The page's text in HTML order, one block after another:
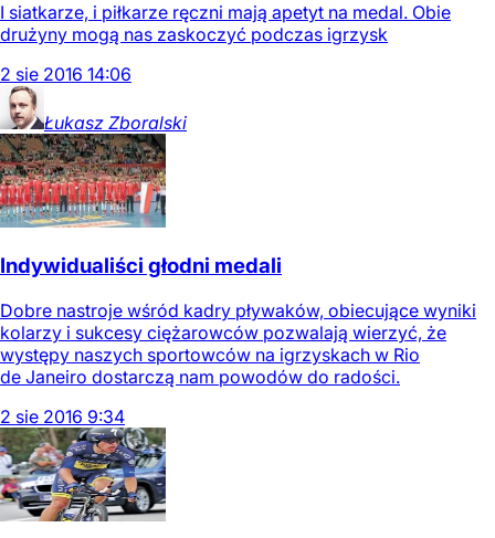
I siatkarze, i piłkarze ręczni mają apetyt na medal. Obie
drużyny mogą nas zaskoczyć podczas igrzysk
2 sie 2016 14:06
Łukasz Zboralski
Indywidualiści głodni medali
Dobre nastroje wśród kadry pływaków, obiecujące wyniki
kolarzy i sukcesy ciężarowców pozwalają wierzyć, że
występy naszych sportowców na igrzyskach w Rio
de Janeiro dostarczą nam powodów do radości.
2 sie 2016 9:34